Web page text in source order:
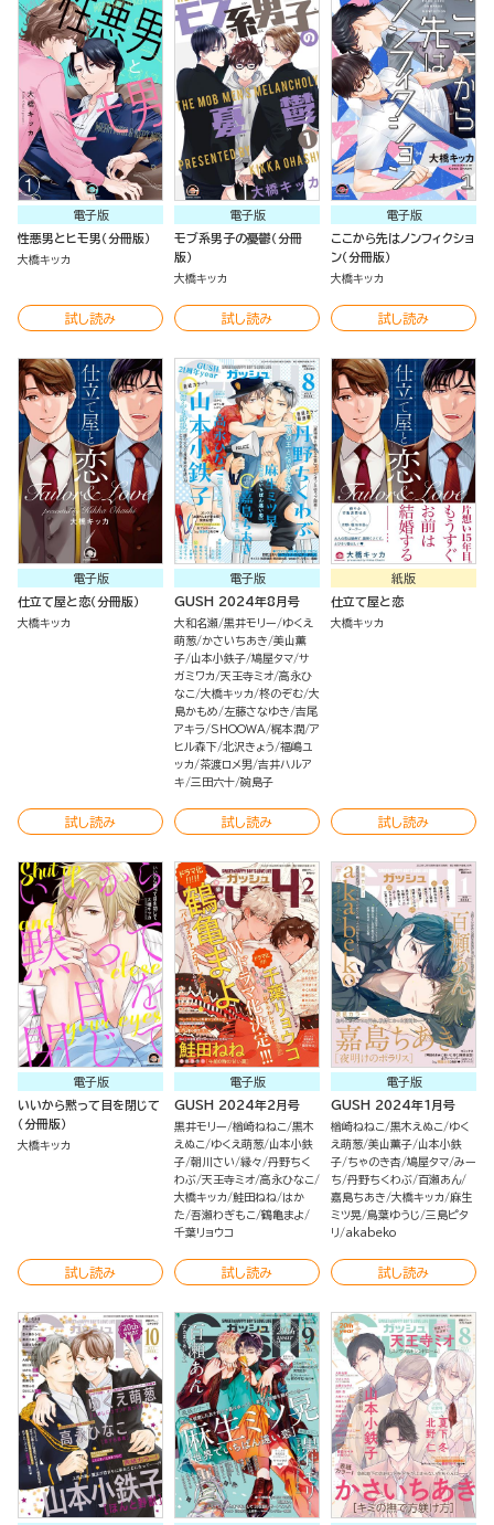
電子版
性悪男とヒモ男（分冊版）
大橋キッカ
試し読み
電子版
モブ系男子の憂鬱（分冊
版）
大橋キッカ
試し読み
電子版
ここから先はノンフィクショ
ン（分冊版）
大橋キッカ
試し読み
電子版
仕立て屋と恋（分冊版）
大橋キッカ
試し読み
電子版
GUSH 2024年8月号
大和名瀬 黒井モリー
ゆくえ
萌葱 かさいちあき 美山薫
子 山本小鉄子 鳩屋タマ サ
ガミワカ 天王寺ミオ 高永ひ
なこ 大橋キッカ 柊のぞむ 大
島かもめ 左藤さなゆき 吉尾
アキラ SHOOWA 梶本潤 ア
ヒル森下 北沢きょう 福嶋ユ
ッカ 茶渡ロメ男 吉井ハルア
キ 三田六十 碗島子
試し読み
紙版
仕立て屋と恋
大橋キッカ
試し読み
電子版
いいから黙って目を閉じて
（分冊版）
大橋キッカ
試し読み
電子版
GUSH 2024年2月号
黒井モリー 楢崎ねねこ 黒木
えぬこ
ゆくえ萌葱 山本小鉄
子 朝川さい 縁々 丹野ちく
わぶ 天王寺ミオ 高永ひなこ
大橋キッカ 鮭田ねね
はか
た 吾瀬わぎもこ 鶴亀まよ
千葉リョウコ
試し読み
電子版
GUSH 2024年1月号
楢崎ねねこ 黒木えぬこ
ゆく
え萌葱 美山薫子 山本小鉄
子 ちゃのき杏 鳩屋タマ みー
ち 丹野ちくわぶ 百瀬あん
嘉島ちあき 大橋キッカ 麻生
ミツ晃 鳥葉ゆうじ 三島ピタ
リ
akabeko
試し読み